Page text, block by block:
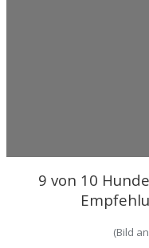
9 von 10
(Bild